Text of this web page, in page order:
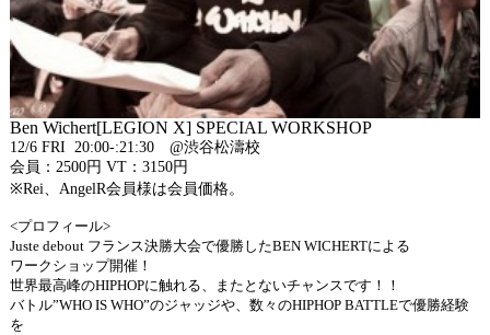
Ben Wichert[LEGION X] SPECIAL WORKSHOP
12/6 FRI 20:00-:21:30 @渋谷松濤校
会員：2500円 VT：3150円
※Rei、AngelR会員様は会員価格。
<プロフィール>
Juste debout フランス決勝大会で優勝したBEN WICHERTによる
ワークショップ開催！
世界最高峰のHIPHOPに触れる、またとないチャンスです！！
バトル”WHO IS WHO”のジャッジや、数々のHIPHOP BATTLEで優勝経験
を